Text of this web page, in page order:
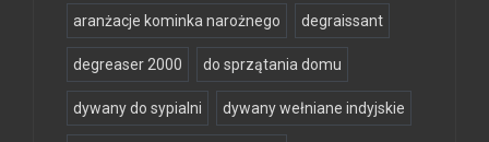
aranżacje kominka narożnego degraissant
degreaser 2000 do sprzątania domu
dywany do sypialni dywany wełniane indyjskie